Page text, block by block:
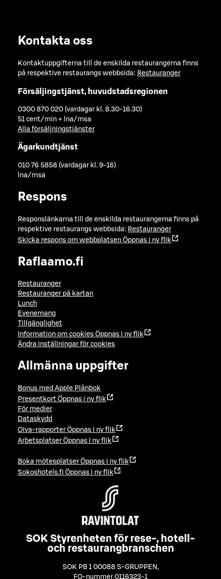
Kontakta oss
Kontaktuppgifterna till de enskilda restaurangerna finns
på respektive restaurangs webbsida: Restauranger
Försäljingstjänst, huvudstadsregionen
0300 870 020 (vardagar kl. 8.30-16.30)
51 cent/min + lna/msa
Alla försäljningstjänster
Ägarkundtjänst
010 76 5858 (vardagar kl. 9-16)
lna/msa
Respons
Responslänkarna till de enskilda restaurangerna finns på
respektive restaurangs webbsida: Restauranger
Skicka respons om webbplatsen Öppnas i ny flik
Raflaamo.fi
Restauranger
Restauranger på kartan
Lunch
Evenemang
Tillgänglighet
Information om cookies Öppnas i ny flik
Ändra inställningar för cookies
Allmänna uppgifter
Bonus med Apple Plånbok
Presentkort Öppnas i ny flik
För medier
Dataskydd
Oiva-rapporter Öppnas i ny flik
Arbetsplatser Öppnas i ny flik
Boka mötesplatser Öppnas i ny flik
Sokoshotels.fi Öppnas i ny flik
SOK Styrenheten för rese-, hotell-
och restaurangbranschen
SOK PB 1 00088 S-GRUPPEN ,
FO-nummer 0116323-1